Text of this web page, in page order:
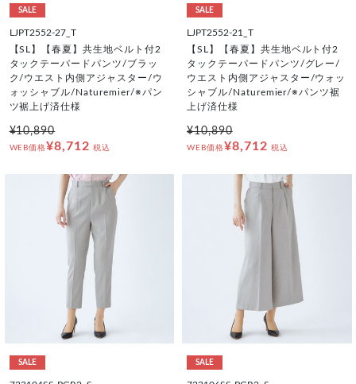
SALE
LJPT2552-27_T
【SL】【春夏】共生地ベルト付2
タックテーパードパンツ/ブラッ
ク/ウエスト内側アジャスター/ウ
ォッシャブル/Naturemier/※パン
ツ裾上げ済仕様
¥10,890
WEB価格¥8,712 税込
SALE
LJPT2552-21_T
【SL】【春夏】共生地ベルト付2
タックテーパードパンツ/グレー/
ウエスト内側アジャスター/ウォッ
シャブル/Naturemier/※パンツ裾
上げ済仕様
¥10,890
WEB価格¥8,712 税込
SALE SALE